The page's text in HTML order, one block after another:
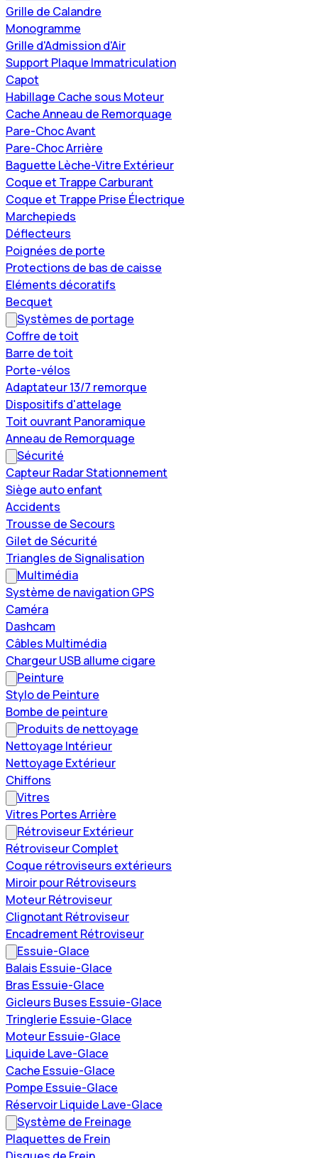
Grille de Calandre
Monogramme
Grille d'Admission d'Air
Support Plaque Immatriculation
Capot
Habillage Cache sous Moteur
Cache Anneau de Remorquage
Pare-Choc Avant
Pare-Choc Arrière
Baguette Lèche-Vitre Extérieur
Coque et Trappe Carburant
Coque et Trappe Prise Électrique
Marchepieds
Déflecteurs
Poignées de porte
Protections de bas de caisse
Eléments décoratifs
Becquet
Systèmes de portage
Coffre de toit
Barre de toit
Porte-vélos
Adaptateur 13/7 remorque
Dispositifs d'attelage
Toit ouvrant Panoramique
Anneau de Remorquage
Sécurité
Capteur Radar Stationnement
Siège auto enfant
Accidents
Trousse de Secours
Gilet de Sécurité
Triangles de Signalisation
Multimédia
Système de navigation GPS
Caméra
Dashcam
Câbles Multimédia
Chargeur USB allume cigare
Peinture
Stylo de Peinture
Bombe de peinture
Produits de nettoyage
Nettoyage Intérieur
Nettoyage Extérieur
Chiffons
Vitres
Vitres Portes Arrière
Rétroviseur Extérieur
Rétroviseur Complet
Coque rétroviseurs extérieurs
Miroir pour Rétroviseurs
Moteur Rétroviseur
Clignotant Rétroviseur
Encadrement Rétroviseur
Essuie-Glace
Balais Essuie-Glace
Bras Essuie-Glace
Gicleurs Buses Essuie-Glace
Tringlerie Essuie-Glace
Moteur Essuie-Glace
Liquide Lave-Glace
Cache Essuie-Glace
Pompe Essuie-Glace
Réservoir Liquide Lave-Glace
Système de Freinage
Plaquettes de Frein